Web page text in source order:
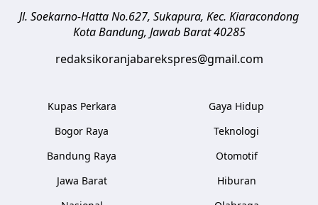
Jl. Soekarno-Hatta No.627, Sukapura, Kec. Kiaracondong
Kota Bandung, Jawab Barat 40285
redaksikoranjabarekspres@gmail.com
Kupas Perkara
Bogor Raya
Bandung Raya
Jawa Barat
Gaya Hidup
Teknologi
Otomotif
Hiburan